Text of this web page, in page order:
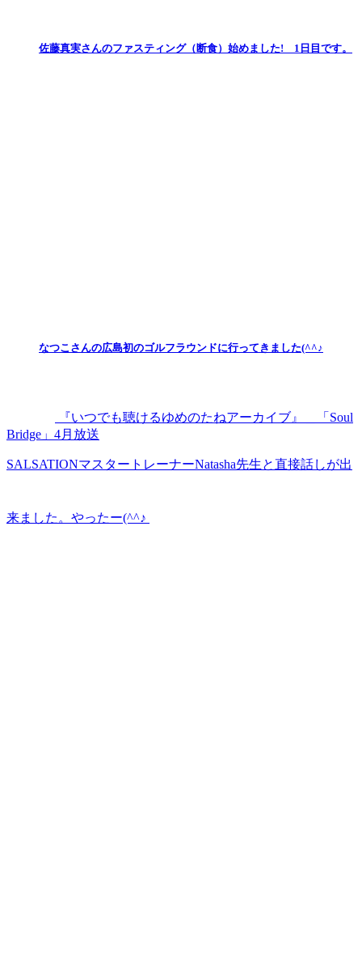
佐藤真実さんのファスティング（断食）始めました! 1日目です。
なつこさんの広島初のゴルフラウンドに行ってきました(^^♪
『いつでも聴けるゆめのたねアーカイブ』＿「Soul
Bridge」4月放送
SALSATIONマスタートレーナーNatasha先生と直接話しが出
来ました。やったー(^^♪